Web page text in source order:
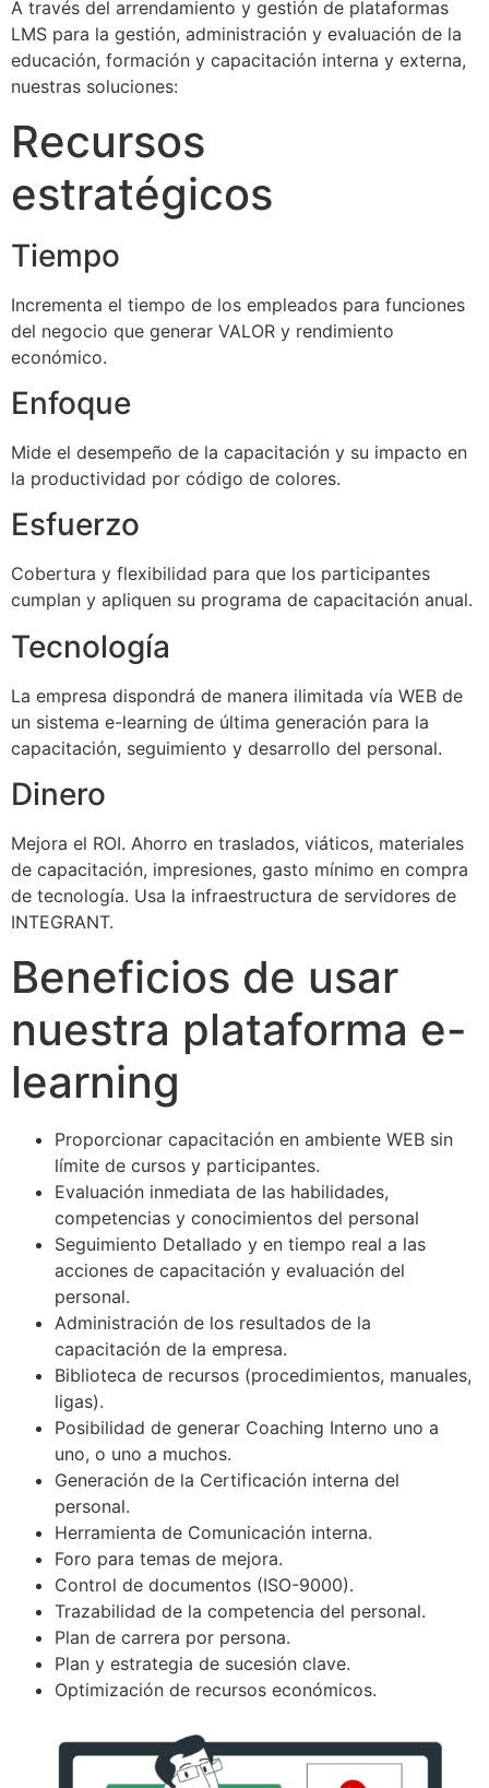
A través del arrendamiento y gestión de plataformas
LMS para la gestión, administración y evaluación de la
educación, formación y capacitación interna y externa,
nuestras soluciones:
Recursos
estratégicos
Tiempo
Incrementa el tiempo de los empleados para funciones
del negocio que generar VALOR y rendimiento
económico.
Enfoque
Mide el desempeño de la capacitación y su impacto en
la productividad por código de colores.
Esfuerzo
Cobertura y flexibilidad para que los participantes
cumplan y apliquen su programa de capacitación anual.
Tecnología
La empresa dispondrá de manera ilimitada vía WEB de
un sistema e-learning de última generación para la
capacitación, seguimiento y desarrollo del personal.
Dinero
Mejora el ROI. Ahorro en traslados, viáticos, materiales
de capacitación, impresiones, gasto mínimo en compra
de tecnología. Usa la infraestructura de servidores de
INTEGRANT.
Beneficios de usar
nuestra plataforma e-
learning
Proporcionar capacitación en ambiente WEB sin
límite de cursos y participantes.
Evaluación inmediata de las habilidades,
competencias y conocimientos del personal
Seguimiento Detallado y en tiempo real a las
acciones de capacitación y evaluación del
personal.
Administración de los resultados de la
capacitación de la empresa.
Biblioteca de recursos (procedimientos, manuales,
ligas).
Posibilidad de generar Coaching Interno uno a
uno, o uno a muchos.
Generación de la Certificación interna del
personal.
Herramienta de Comunicación interna.
Foro para temas de mejora.
Control de documentos (ISO-9000).
Trazabilidad de la competencia del personal.
Plan de carrera por persona.
Plan y estrategia de sucesión clave.
Optimización de recursos económicos.